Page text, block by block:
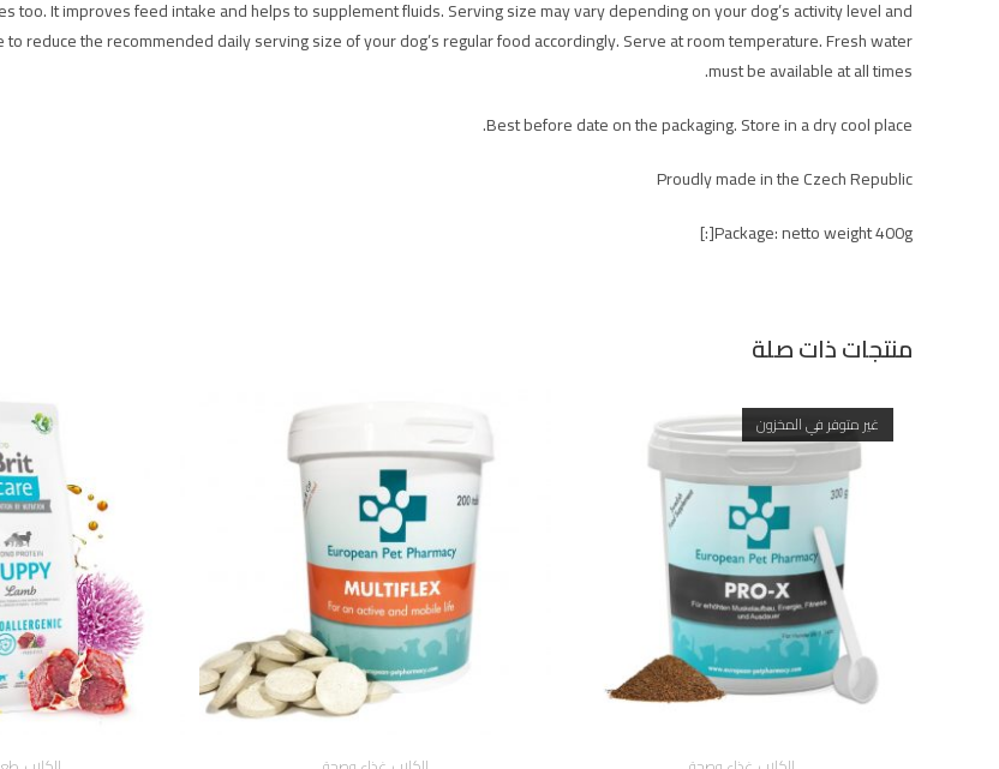
too. It improves feed intake and helps to supplement fluids. Serving size may vary depending on your dog’s activity level and
reduce the recommended daily serving size of your dog’s regular food accordingly. Serve at room temperature. Fresh water
must be available at all times.
Best before date on the packaging. Store in a dry cool place.
Proudly made in the Czech Republic
Package: netto weight 400g[:]
منتجات ذات صلة
غير متوفر في المخزون